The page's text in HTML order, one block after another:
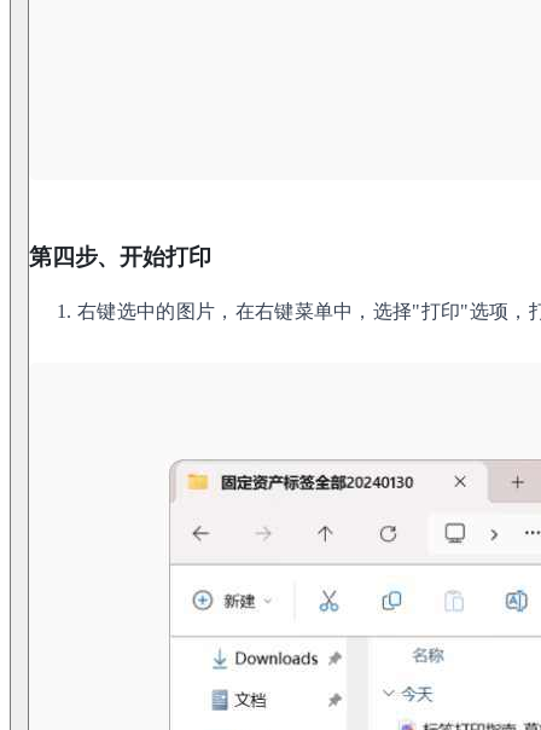
第四步、开始打印
右键选中的图片，在右键菜单中，选择"打印"选项，